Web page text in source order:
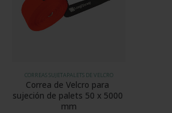
CORREAS SUJETAPALETS DE VELCRO
Correa de Velcro para
sujeción de palets 50 x 5000
mm